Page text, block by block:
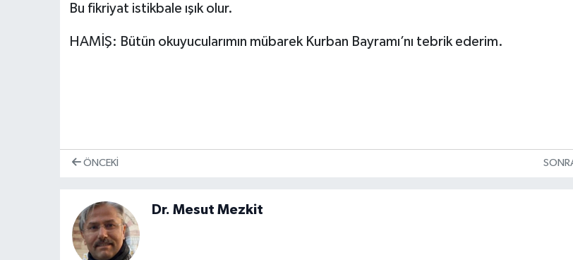
Bu fikriyat istikbale ışık olur.
HAMİŞ: Bütün okuyucularımın mübarek Kurban Bayramı’nı tebrik ederim.
ÖNCEKI
Dr. Mesut Mezkit